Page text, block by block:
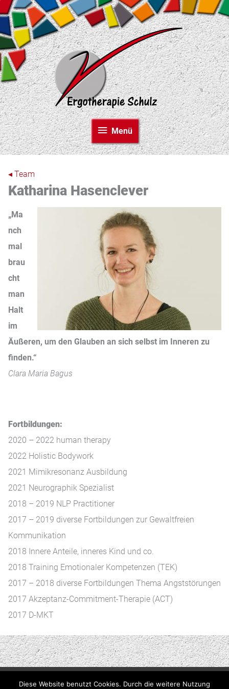
Zum
Inhalt
springen
Menü
Menü
◂ Team
Katharina ­Hasenclever
„Ma
nch
mal
brau
cht
man
Halt
im
Äußeren, um den Glauben an sich selbst im Inneren zu
finden.“
Clara Maria Bagus
Fortbildungen:
2020 – 2022 human therapy
2022 Holistic Bodywork
2021 Mimikresonanz Ausbildung
2021 Neurographik Spezialist
2018 – 2019 NLP Practitioner
2017 – 2019 diverse Fortbildungen zur Gewaltfreien
Kommunikation
2018 Innere Anteile, inneres Kind und co.
2018 Training Emotionaler Kompetenzen (TEK)
2017 – 2018 diverse Fortbildungen Thema Angststörungen
2017 Akzeptanz-Commitment-Therapie (ACT)
2017 D-MKT
Diese Website benutzt Cookies. Durch die weitere Nutzung